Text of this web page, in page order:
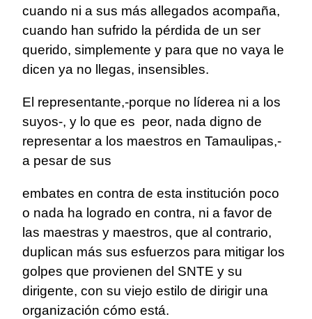
cuando ni a sus más allegados acompaña,
cuando han sufrido la pérdida de un ser
querido, simplemente y para que no vaya le
dicen ya no llegas, insensibles.
El representante,-porque no líderea ni a los
suyos-, y lo que es peor, nada digno de
representar a los maestros en Tamaulipas,-
a pesar de sus
embates en contra de esta institución poco
o nada ha logrado en contra, ni a favor de
las maestras y maestros, que al contrario,
duplican más sus esfuerzos para mitigar los
golpes que provienen del SNTE y su
dirigente, con su viejo estilo de dirigir una
organización cómo está.